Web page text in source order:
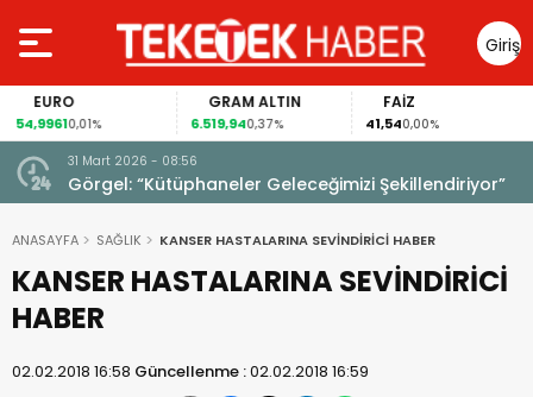
Giriş
Yap
EURO
54,99610,01%
GRAM ALTIN
6.519,940,37%
FAİZ
41,540,00%
31 Mart 2026 - 08:56
Görgel: “Kütüphaneler Geleceğimizi Şekillendiriyor”
ANASAYFA SAĞLIK KANSER HASTALARINA SEVİNDİRİCİ HABER
KANSER HASTALARINA SEVİNDİRİCİ
HABER
02.02.2018 16:58 Güncellenme :02.02.2018 16:59